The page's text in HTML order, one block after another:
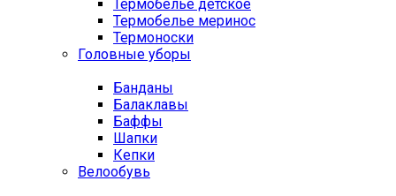
Термобелье детское
Термобелье меринос
Термоноски
Головные уборы
Банданы
Балаклавы
Баффы
Шапки
Кепки
Велообувь